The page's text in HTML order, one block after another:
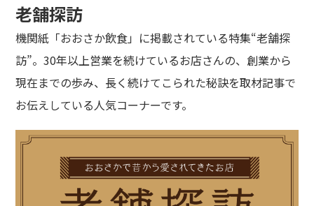
老舗探訪
機関紙「おおさか飲食」に掲載されている特集“老舗探
訪”。30年以上営業を続けているお店さんの、創業から
現在までの歩み、長く続けてこられた秘訣を取材記事で
お伝えしている人気コーナーです。